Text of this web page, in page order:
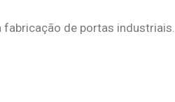
fabricação de portas industriais.